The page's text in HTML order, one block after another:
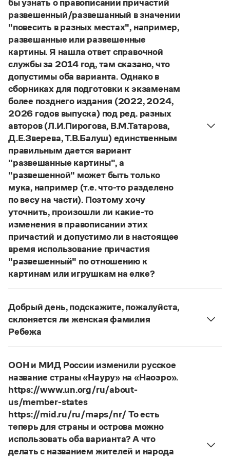
Словари русского языка как государственного
Справочники
Правила русской орфографии и пунктуации
Русский язык. Краткий теоретический курс
для школьников
Письмовник
Справочник по пунктуации
Словарь-справочник трудностей
Справочник по фразеологии
Азбучные истины
Словарь-справочник непростые слова
Все справочники портала
Журнал
Новости и события
Статьи
Монологи
Интервью
Лекции и подкасты
Рекомендуем
Учебник Грамоты
Интерактивные упражнения: от простого к сложному
Издательство
Словари
Научпоп
Учебники и справочники
Все книги
Управление в русском языке
Словарь русских имён
Словарь методических терминов
Правила русской орфографии и пунктуации
(1956)
бы узнать о правописании причастий
развешенный/развешанный в значении
"повесить в разных местах", например,
развешанные или развешенные
картины. Я нашла ответ справочной
службы за 2014 год, там сказано, что
допустимы оба варианта. Однако в
сборниках для подготовки к экзаменам
более позднего издания (2022, 2024,
2026 годов выпуска) под ред. разных
авторов (Л.И.Пирогова, В.М.Татарова,
Д.Е.Зверева, Т.В.Балуш) единственным
правильным дается вариант
"развешанные картины", а
"развешенной" может быть только
мука, например (т.е. что-то разделено
по весу на части). Поэтому хочу
уточнить, произошли ли какие-то
изменения в правописании этих
причастий и допустимо ли в настоящее
время использование причастия
"развешенный" по отношению к
картинам или игрушкам на елке?
Нашответ2014 года по-прежнему актуален.
то игнорируют рекомендации нормативных
словарей русского языка, в которых указан глагол
развесить
развешенный) со значением «повесить в разных
местах (несколько, много предметов)». Ср.:
знаю, что на стенах своей квартиры вы развесили
разные географические карты.
Бретер. И эти карты, безусловно, развешены.
Страница ответа
Добрый день, подскажите, пожалуйста,
склоняется ли женская фамилия
Ребежа
ФамилияРебежасклоняется (и мужская, и
Страница ответа
ООН и МИД России изменили русское
название страны «Науру» на «Наоэро».
https://www.un.org/ru/about-
us/member-states
https://mid.ru/ru/maps/nr/ То есть
теперь для страны и острова можно
использовать оба варианта? А что
делать с названием жителей и народа